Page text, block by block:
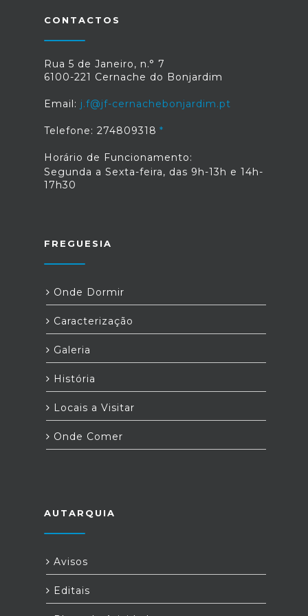
CONTACTOS
Rua 5 de Janeiro, n.° 7
6100-221 Cernache do Bonjardim
Email: j.f@jf-cernachebonjardim.pt
Telefone: 274809318
Horário de Funcionamento:
Segunda a Sexta-feira, das 9h-13h e 14h-
17h30
FREGUESIA
Onde Dormir
Caracterização
Galeria
História
Locais a Visitar
Onde Comer
AUTARQUIA
Avisos
Editais